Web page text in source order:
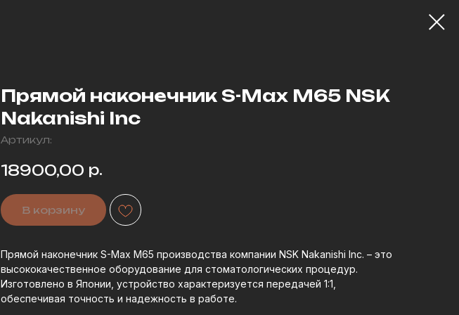
Прямой наконечник S-Max M65 NSK
Nakanishi Inc
Артикул:
18900,00 р.
В корзину
Прямой наконечник S-Max M65 производства компании NSK Nakanishi Inc. – это
высококачественное оборудование для стоматологических процедур.
Изготовлено в Японии, устройство характеризуется передачей 1:1,
обеспечивая точность и надежность в работе.